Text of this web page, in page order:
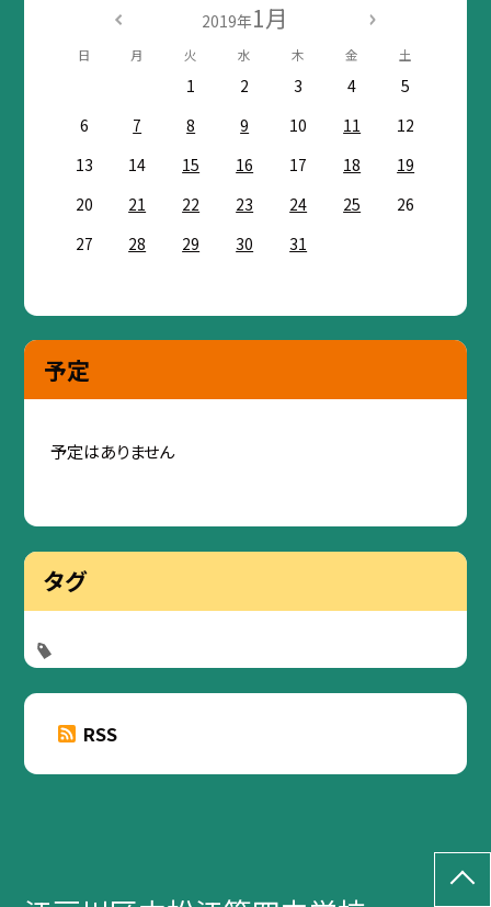
2019年1月
日 月 火 水 木 金 土
1 2 3 4
5
6
7 8 9 10 11
12
13
14 15 16 17 18
19
20
21 22 23 24 25
26
27
28 29 30 31
予定
予定はありません
タグ
RSS